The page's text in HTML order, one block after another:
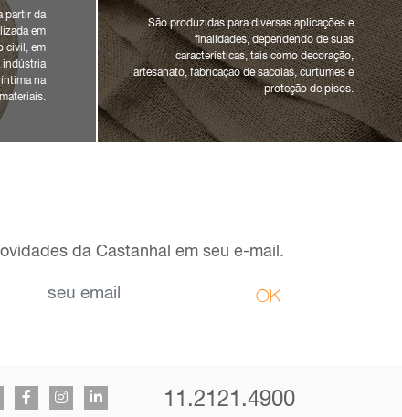
partir da
em
civil, em
indústria
na
São produzidas para diversas aplicações e
finalidades, dependendo de suas
características, tais como decoração,
artesanato, fabricação de sacolas, curtumes e
proteção de pisos.
da Castanhal em seu e-mail.
OK
11.2121.4900